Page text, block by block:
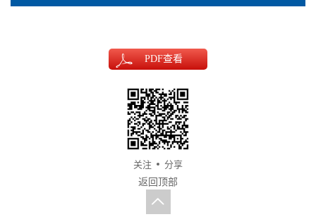
PDF查看
关注
分享
返回顶部